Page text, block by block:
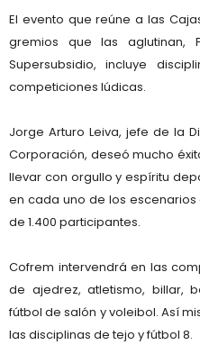
El evento que reúne a las
gremios que las aglutinan,
Supersubsidio, incluye
competiciones lúdicas.
Jorge Arturo Leiva, jefe de la
Corporación, deseó mucho
llevar con orgullo y espíritu
en cada uno de los
de 1.400 participantes.
Cofrem intervendrá en las
de ajedrez, atletismo, billar,
fútbol de salón y voleibol. Así
las disciplinas de tejo y fútbol 8.